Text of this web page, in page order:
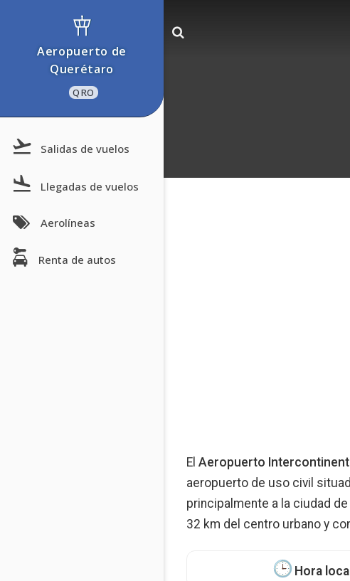
Aeropuerto de
Querétaro
QRO
Salidas de vuelos
Llegadas de vuelos
Aerolíneas
Renta de autos
El Aeropuerto
aeropuerto de uso civil
principalmente a la ciudad
32 km del centro urbano y
Hora